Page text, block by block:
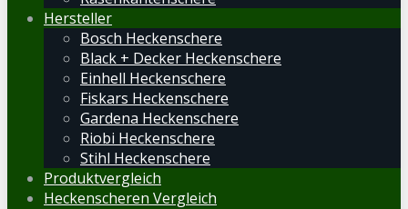
Hersteller
Bosch Heckenschere
Black + Decker Heckenschere
Einhell Heckenschere
Fiskars Heckenschere
Gardena Heckenschere
Riobi Heckenschere
Stihl Heckenschere
Produktvergleich
Heckenscheren Vergleich